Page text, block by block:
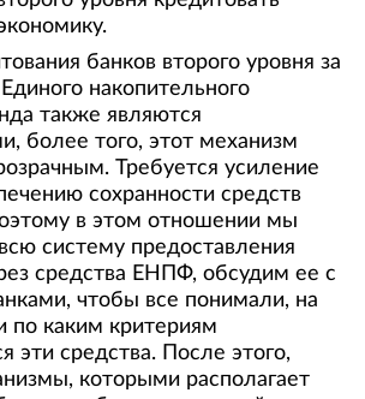
банков второго уровня за
накопительного
также являются
более того, этот механизм
Требуется усиление
сохранности средств
в этом отношении мы
систему предоставления
средства ЕНПФ, обсудим ее с
чтобы все понимали, на
по каким критериям
эти средства. После этого,
которыми располагает